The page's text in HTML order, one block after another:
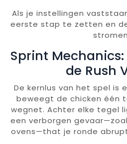
Als je instellingen
eerste stap te zetten en
Sprint Mechanics:
de Rush
De kernlus van het spel is
beweegt de chicken één
wegnet. Achter elke tegel
een verborgen
ovens—that je ronde